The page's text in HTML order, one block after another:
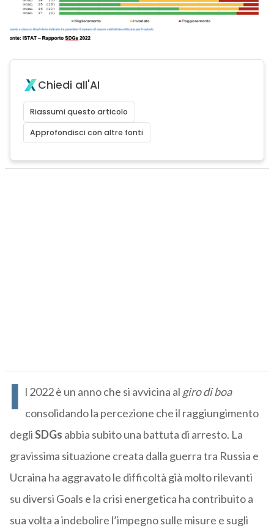
Chiedi all'AI
Riassumi questo articolo
Approfondisci con altre fonti
I l 2022 è un anno che si avvicina al giro di boa
consolidando la percezione che il raggiungimento
degliSDGs abbia subito una battuta di arresto. La
gravissima situazione creata dalla guerra tra Russia e
Ucraina ha aggravato le difficoltà già molto rilevanti
su diversi Goals e la crisi energetica ha contribuito a
sua volta a indebolire l’impegno sulle misure e sugli